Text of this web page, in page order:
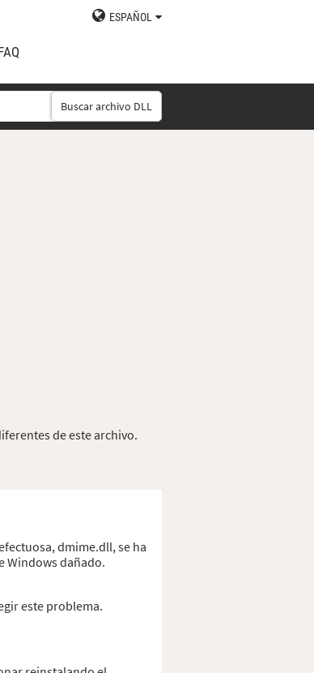
ESPAÑOL
Buscar archivo DLL
de este archivo.
dmime.dll, se ha
Windows dañado.
este problema.